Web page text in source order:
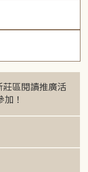
莊區閱讀推廣活
！